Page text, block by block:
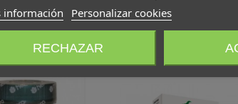
te puede gustar
información Personalizar cookies
RECHAZAR